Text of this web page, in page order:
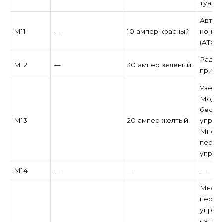
M11 — 10 ампер красный
(ATC)
M12 — 30 ампер зеленый
при
M13 20 ампер желтый
Узел
M14 — — —